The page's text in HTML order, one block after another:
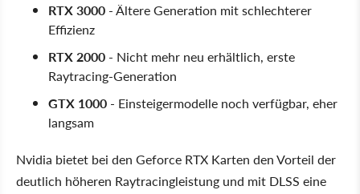
RTX 3000 - Ältere Generation mit schlechterer
Effizienz
RTX 2000 - Nicht mehr neu erhältlich, erste
Raytracing-Generation
GTX 1000 - Einsteigermodelle noch verfügbar, eher
langsam
Nvidia bietet bei den Geforce RTX Karten den Vorteil der
deutlich höheren Raytracingleistung und mit DLSS eine